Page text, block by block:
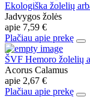
Ekologiška žolelių
Jadvygos žolės
apie 7,59 €
Plačiau apie prekę
ŠVF Hemoro žolelių
Acorus Calamus
apie 2,67 €
Plačiau apie prekę